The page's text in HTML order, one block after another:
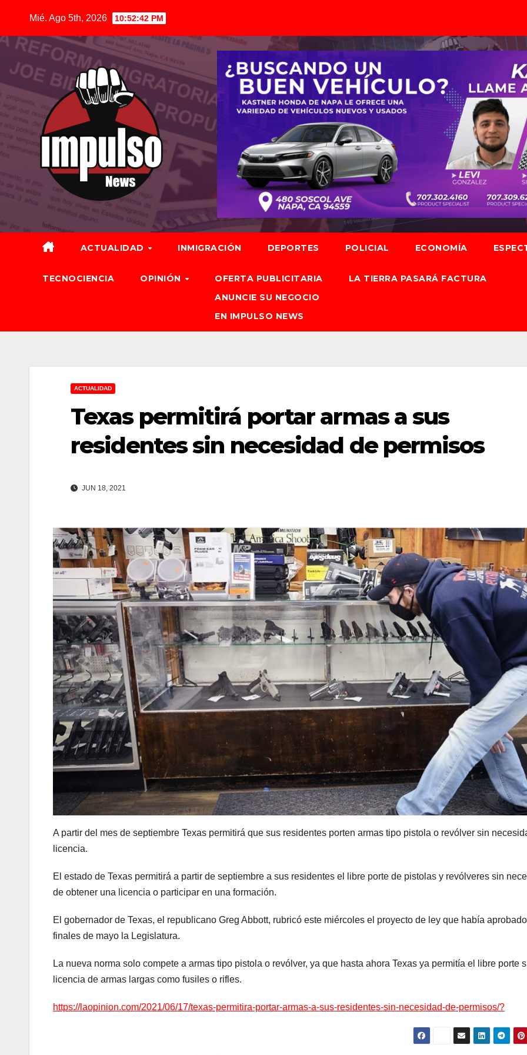
contenido
Mié. Ago 5th, 2026 10:52:44 PM
ACTUALIDAD INMIGRACIÓN DEPORTES POLICIAL ECONOMÍA
TECNOCIENCIA OPINIÓN
OFERTA PUBLICITARIA
ANUNCIE SU NEGOCIO
EN IMPULSO NEWS
LA TIERRA PASARÁ FACTURA
ACTUALIDAD
Texas permitirá portar armas a sus
residentes sin necesidad de permisos
JUN 18, 2021
A partir del mes de septiembre Texas permitirá que sus residentes porten armas tipo pistola o revólver sin
licencia.
El estado de Texas permitirá a partir de septiembre a sus residentes el libre porte de pistolas y revólveres sin
de obtener una licencia o participar en una formación.
El gobernador de Texas, el republicano Greg Abbott, rubricó este miércoles el proyecto de ley que había
finales de mayo la Legislatura.
La nueva norma solo compete a armas tipo pistola o revólver, ya que hasta ahora Texas ya permitía el libre porte
licencia de armas largas como fusiles o rifles.
https://laopinion.com/2021/06/17/texas-permitira-portar-armas-a-sus-residentes-sin-necesidad-de-permisos/?